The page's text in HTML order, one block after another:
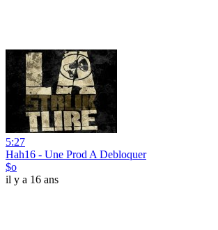
5:27
Hah16 - Une Prod A Debloquer
$o
il y a 16 ans